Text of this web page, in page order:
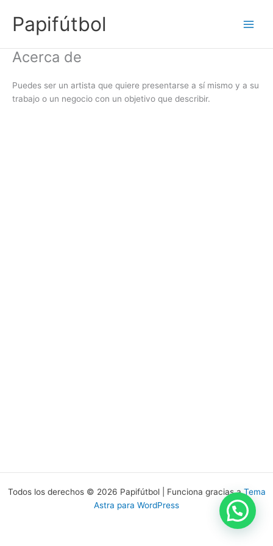
contenido
Papifútbol
Acerca de
Puedes ser un artista que quiere presentarse a sí mismo y a su
trabajo o un negocio con un objetivo que describir.
Todos los derechos © 2026 Papifútbol | Funciona gracias aTema
Astra para WordPress